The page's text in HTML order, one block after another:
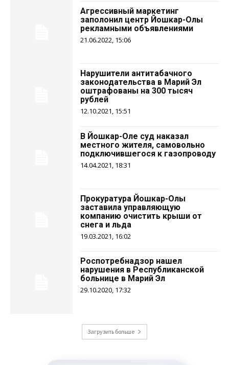
Агрессивный маркетинг
заполонил центр Йошкар-Олы
рекламными объявлениями
21.06.2022, 15:06
Нарушители антитабачного
законодательства в Марий Эл
оштрафованы на 300 тысяч
рублей
12.10.2021, 15:51
В Йошкар-Оле суд наказал
местного жителя, самовольно
подключившегося к газопроводу
14.04.2021, 18:31
Прокуратура Йошкар-Олы
заставила управляющую
компанию очистить крыши от
снега и льда
19.03.2021, 16:02
Роспотребнадзор нашел
нарушения в Республиканской
больнице в Марий Эл
29.10.2020, 17:32
Загрузить больше